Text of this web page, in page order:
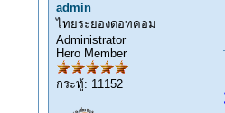
admin
ไทยระยองดอทคอม
Administrator
Hero Member
กระทู้: 11152